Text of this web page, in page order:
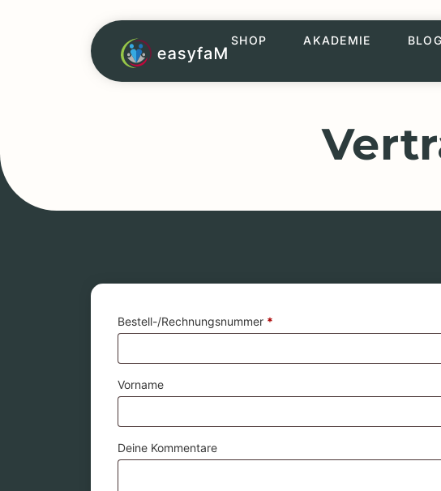
SHOP AKADEMIE BLOG
Bestell-/Rechnungsnummer *
Vorname
Page URI *erforderlich
Deine Kommentare